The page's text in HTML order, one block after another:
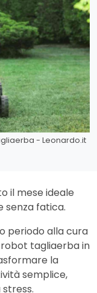
- Leonardo.it
il mese ideale
senza fatica.
periodo alla cura
tagliaerba in
la
semplice,